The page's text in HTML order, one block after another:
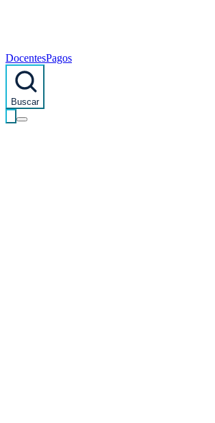
DocentesPagos
Buscar